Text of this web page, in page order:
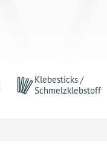
Klebesticks /
Schmelzklebstoff